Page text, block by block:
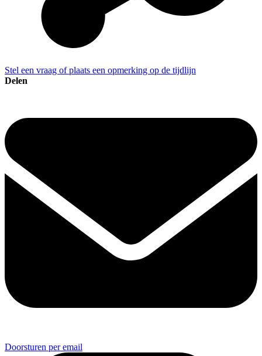
Stel een vraag of plaats een opmerking op de tijdlijn
Delen
Doorsturen per email